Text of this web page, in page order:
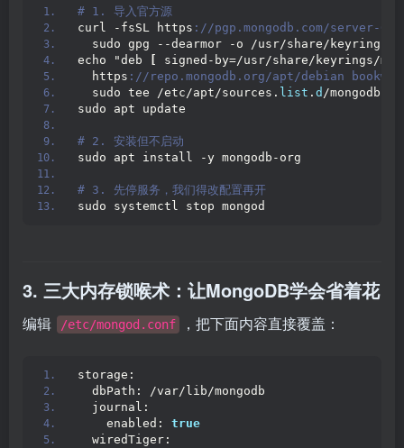
# 1. 导入官方源
curl -fsSL https ://pgp.mongodb.com/server-
sudo gpg --dearmor -o /usr/share/keyrings/
echo "deb
signed-by=/usr/share/keyrings/
  https
://repo.mongodb.org/apt/debian
  sudo tee /etc/apt/sources.
list . d /mongodb-
sudo apt update
# 2. 安装但不启动
sudo apt install -y mongodb-org
# 3. 先停服务，我们得改配置再开
sudo systemctl stop mongod
3. 三大内存锁喉术：让MongoDB学会省着花
编辑 /etc/mongod.conf ，把下面内容直接覆盖：
storage:
  dbPath: /var/lib/mongodb
  journal:
    enabled:
true
  wiredTiger: